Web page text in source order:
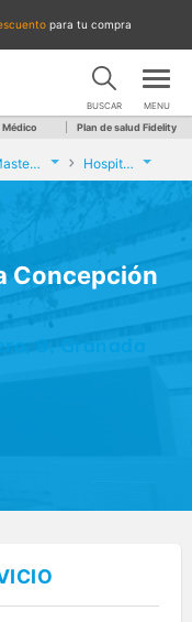
para tu compra
BUSCAR MENU
Plan de salud Fidelity
Mastectomía simple Hospital HLA Inmaculada Concepción
Concepción
8, Granada